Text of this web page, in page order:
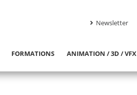
Newsletter
FORMATIONS ANIMATION / 3D / VFX